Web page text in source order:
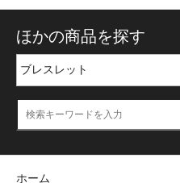
ほかの商品を探す
ホーム